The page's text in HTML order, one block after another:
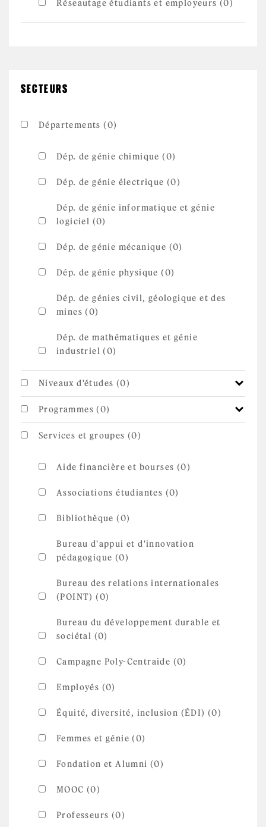
Réseautage étudiants et employeurs (0)
SECTEURS
Départements (0)
Dép. de génie chimique (0)
Dép. de génie électrique (0)
Dép. de génie informatique et génie
logiciel (0)
Dép. de génie mécanique (0)
Dép. de génie physique (0)
Dép. de génies civil, géologique et des
mines (0)
Dép. de mathématiques et génie
industriel (0)
Niveaux d'études (0)
Programmes (0)
Services et groupes (0)
Aide financière et bourses (0)
Associations étudiantes (0)
Bibliothèque (0)
Bureau d'appui et d'innovation
pédagogique (0)
Bureau des relations internationales
(POINT) (0)
Bureau du développement durable et
sociétal (0)
Campagne Poly-Centraide (0)
Employés (0)
Équité, diversité, inclusion (ÉDI) (0)
Femmes et génie (0)
Fondation et Alumni (0)
MOOC (0)
Professeurs (0)